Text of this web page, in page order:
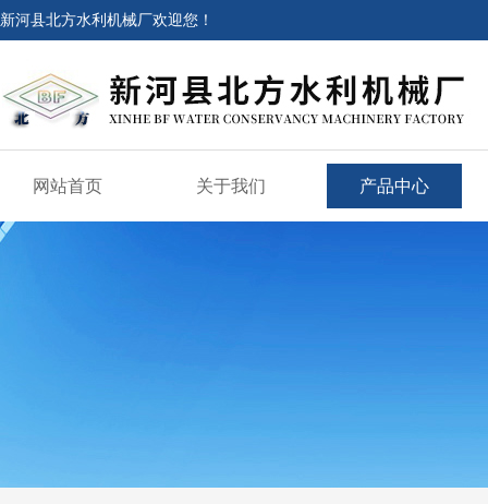
新河县北方水利机械厂欢迎您！
网站首页 关于我们 产品中心